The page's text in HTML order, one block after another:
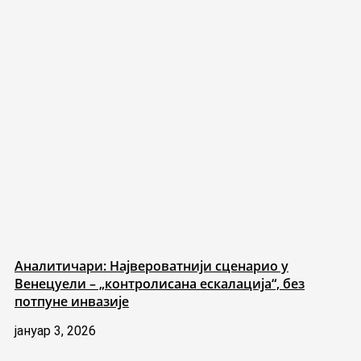
Аналитичари: Највероватнији сценарио у
Венецуели – „контролисана ескалација“, без
потпуне инвазије
јануар 3, 2026